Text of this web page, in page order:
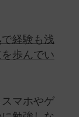
経験も浅
歩んでい
マホやゲ